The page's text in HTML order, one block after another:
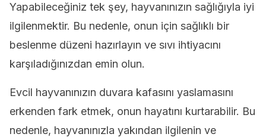
Yapabileceğiniz tek şey, hayvanınızın sağlığıyla iyi
ilgilenmektir. Bu nedenle, onun için sağlıklı bir
beslenme düzeni hazırlayın ve sıvı ihtiyacını
karşıladığınızdan emin olun.
Evcil hayvanınızın duvara kafasını yaslamasını
erkenden fark etmek, onun hayatını kurtarabilir. Bu
nedenle, hayvanınızla yakından ilgilenin ve